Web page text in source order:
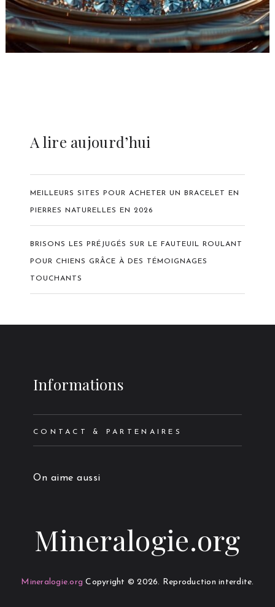
A lire aujourd’hui
MEILLEURS SITES POUR ACHETER UN BRACELET EN
PIERRES NATURELLES EN 2026
BRISONS LES PRÉJUGÉS SUR LE FAUTEUIL ROULANT
POUR CHIENS GRÂCE À DES TÉMOIGNAGES
TOUCHANTS
Informations
CONTACT & PARTENAIRES
On aime aussi
Mineralogie.org
Mineralogie.org Copyright © 2026. Reproduction interdite.